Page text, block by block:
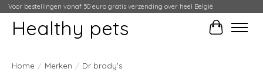
Voor bestellingen vanaf 50 euro gratis verzending over heel België
Healthy pets
Home / Merken / Dr brady's